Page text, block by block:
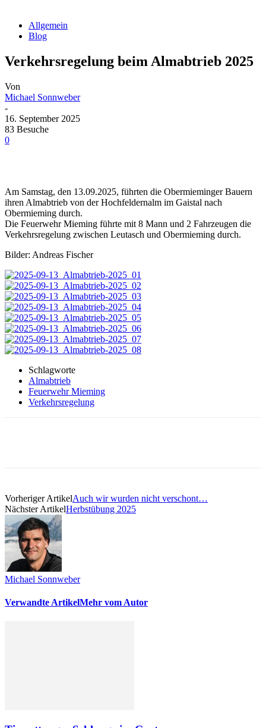
Allgemein
Blog
Verkehrsregelung beim Almabtrieb 2025
Von
Michael Sonnweber
-
16. September 2025
83 Besuche
0
Am Samstag, den 13.09.2025, führten die Obermieminger Bauern
ihren Almabtrieb von der Hochfeldernalm im Gaistal nach
Obermieming durch.
Die Feuerwehr Mieming führte mit 8 Mann und 2 Fahrzeugen die
Verkehrsregelung zwischen Leutasch und Obermieming durch.
Bilder: Andreas Fischer
Schlagworte
Almabtrieb
Feuerwehr Mieming
Verkehrsregelung
Vorheriger ArtikelAuch wir wurden nicht verschont…
Nächster ArtikelHerbstübung 2025
Michael Sonnweber
Verwandte ArtikelMehr vom Autor